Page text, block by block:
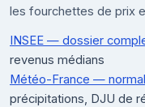
les fourchettes de prix
INSEE — dossier
revenus médians
Météo-France —
précipitations, DJU de